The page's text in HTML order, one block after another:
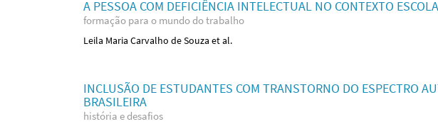
A PESSOA COM DEFICIÊNCIA INTELECTUAL NO CONTEXTO
formação para o mundo do trabalho
Leila Maria Carvalho de Souza et al.
INCLUSÃO DE ESTUDANTES COM TRANSTORNO DO ESPECTRO
BRASILEIRA
história e desafios